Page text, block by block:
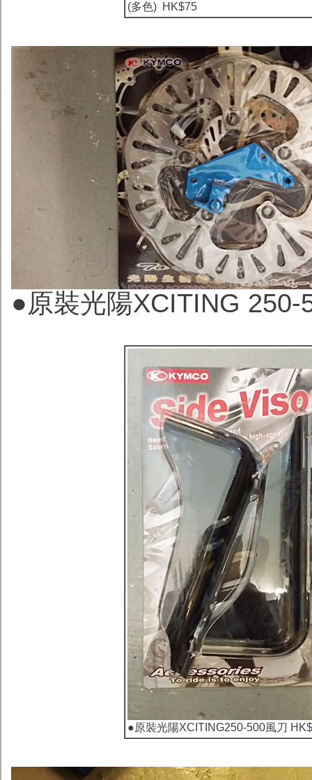
(多色) HK$75
●原裝光陽XCITING
●原裝光陽XCITING250-500風刀